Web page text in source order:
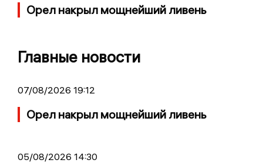
Орел накрыл мощнейший ливень
Главные новости
07/08/2026 19:12
Орел накрыл мощнейший ливень
05/08/2026 14:30